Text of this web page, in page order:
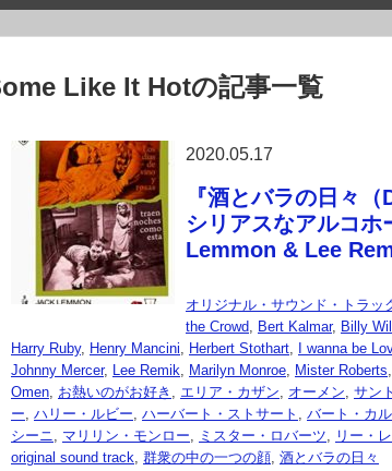
Like It Hotの記事一覧
2020.05.17
『酒とバラの日々
シリアスなアルコ
Lemmon & Lee
オリジナル・サウンド・トラッ
the Crowd, Bert Kalmar, Billy
Harry Ruby, Henry Mancini, Herbert Stothart, I wanna be
Johnny Mercer, Lee Remik, Marilyn Monroe, Mister Roberts,
Omen, お熱いのがお好き , エリア・カザン, オーメン, サン
ー, ハリー・ルビー, ハーバート・ストサート , バート・カ
シーニ, マリリン・モンロー, ミスター・ロバーツ, リー・
original sound track, 群衆の中の一つの顔, 酒とバラの日々